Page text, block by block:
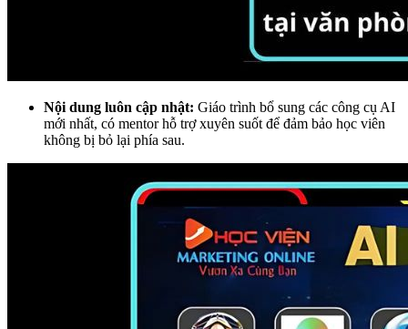
Nội dung luôn cập nhật: Giáo trình bổ sung các công cụ AI
mới nhất, có mentor hỗ trợ xuyên suốt để đảm bảo học viên
không bị bỏ lại phía sau.